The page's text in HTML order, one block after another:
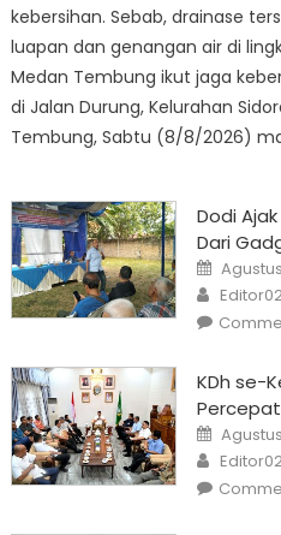
kebersihan. Sebab, drainase
luapan dan genangan air di
Medan Tembung ikut jaga
di Jalan Durung, Kelurahan
Tembung, Sabtu (8/8/2026)
Dodi
Dari
Posted
on
Author
KDh se-
Percepat
Posted
on
Author